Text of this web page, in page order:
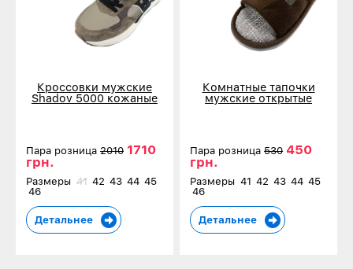
Кроссовки мужские
Shadov 5000 кожаные
Пара розница 2010 1710
грн.
Размеры 41 42 43 44 45
46
Детальнее
Комнатные тапочки
мужские открытые
коричневые 10408-3
Пара розница530 450
грн.
Размеры 41 42 43 44 45
46
Детальнее